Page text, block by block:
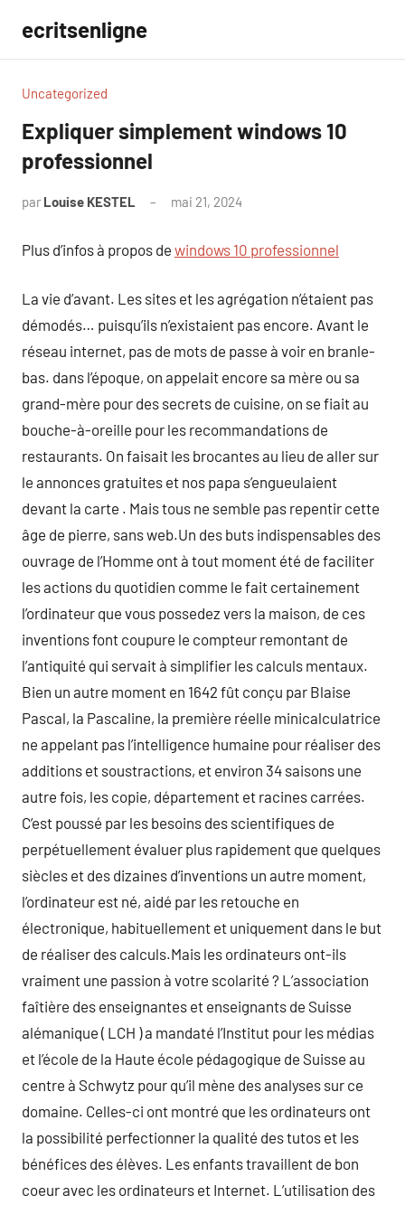
contenu
ecritsenligne
Uncategorized
Expliquer simplement windows 10
professionnel
par Louise KESTEL mai 21, 2024
Plus d’infos à propos de windows 10 professionnel
La vie d’avant. Les sites et les agrégation n’étaient pas
démodés… puisqu’ils n’existaient pas encore. Avant le
réseau internet, pas de mots de passe à voir en branle-
bas. dans l’époque, on appelait encore sa mère ou sa
grand-mère pour des secrets de cuisine, on se fiait au
bouche-à-oreille pour les recommandations de
restaurants. On faisait les brocantes au lieu de aller sur
le annonces gratuites et nos papa s’engueulaient
devant la carte . Mais tous ne semble pas repentir cette
âge de pierre, sans web.Un des buts indispensables des
ouvrage de l’Homme ont à tout moment été de faciliter
les actions du quotidien comme le fait certainement
l’ordinateur que vous possedez vers la maison, de ces
inventions font coupure le compteur remontant de
l’antiquité qui servait à simplifier les calculs mentaux.
Bien un autre moment en 1642 fût conçu par Blaise
Pascal, la Pascaline, la première réelle minicalculatrice
ne appelant pas l’intelligence humaine pour réaliser des
additions et soustractions, et environ 34 saisons une
autre fois, les copie, département et racines carrées.
C’est poussé par les besoins des scientifiques de
perpétuellement évaluer plus rapidement que quelques
siècles et des dizaines d’inventions un autre moment,
l’ordinateur est né, aidé par les retouche en
électronique, habituellement et uniquement dans le but
de réaliser des calculs.Mais les ordinateurs ont-ils
vraiment une passion à votre scolarité ? L’association
faîtière des enseignantes et enseignants de Suisse
alémanique ( LCH ) a mandaté l’Institut pour les médias
et l’école de la Haute école pédagogique de Suisse au
centre à Schwytz pour qu’il mène des analyses sur ce
domaine. Celles-ci ont montré que les ordinateurs ont
la possibilité perfectionner la qualité des tutos et les
bénéfices des élèves. Les enfants travaillent de bon
coeur avec les ordinateurs et Internet. L’utilisation des